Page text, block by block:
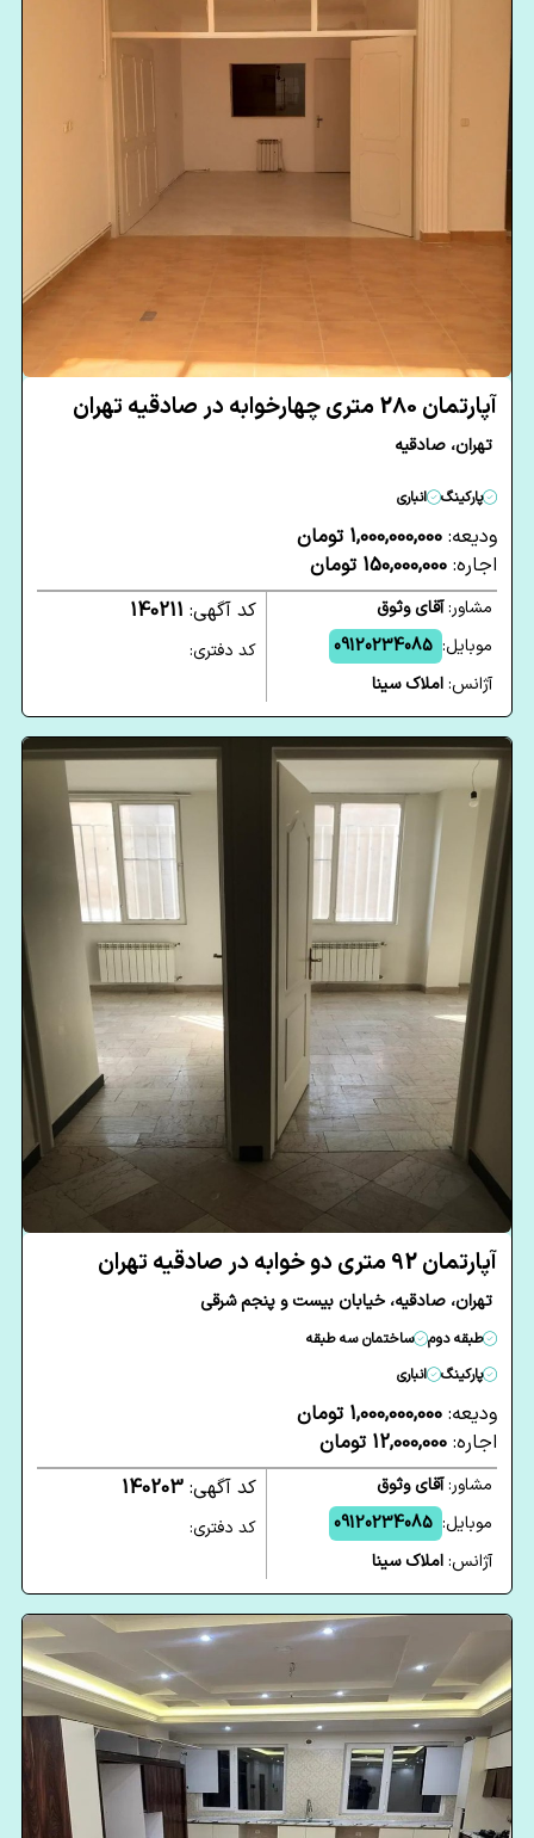
آپارتمان 280 متری چهارخوابه در صادقیه تهران
تهران، صادقیه
پارکینگ انباری
ودیعه: 1,000,000,000 تومان
اجاره: 150,000,000 تومان
مشاور:آقای وثوق
موبایل: 09120234085
آژانس:املاک سینا
کد آگهی: 140211
کد دفتری:
آپارتمان 92 متری دو خوابه در صادقیه تهران
تهران، صادقیه، خیابان بیست و پنجم شرقی
طبقه دوم
ساختمان سه طبقه
پارکینگ
انباری
ودیعه: 1,000,000,000 تومان
اجاره: 12,000,000 تومان
مشاور:آقای وثوق
موبایل: 09120234085
آژانس:املاک سینا
کد آگهی: 140203
کد دفتری: